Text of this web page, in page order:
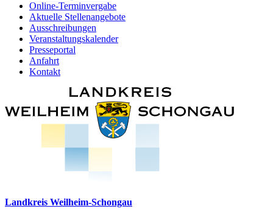
Online-Terminvergabe
Aktuelle Stellenangebote
Ausschreibungen
Veranstaltungskalender
Presseportal
Anfahrt
Kontakt
Landkreis Weilheim-Schongau